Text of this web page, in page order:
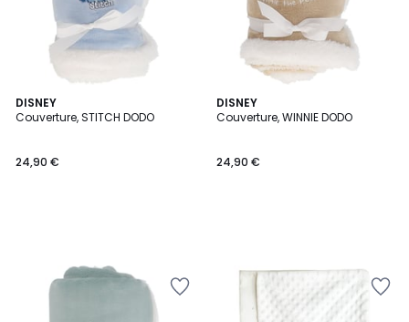
DISNEY
Couverture, STITCH DODO
24,90 €
DISNEY
Couverture, WINNIE DODO
24,90 €